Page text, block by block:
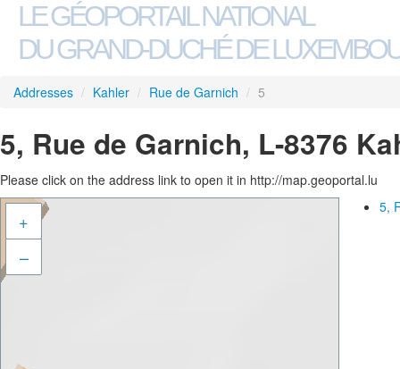
LE GÉOPORTAIL NATIONAL
DU GRAND-DUCHÉ DE
Addresses / Kahler / Rue de Garnich / 5
5, Rue de Garnich, L-8376
Please click on the address link to open it in http://map.geoportal.lu
+
–
5,